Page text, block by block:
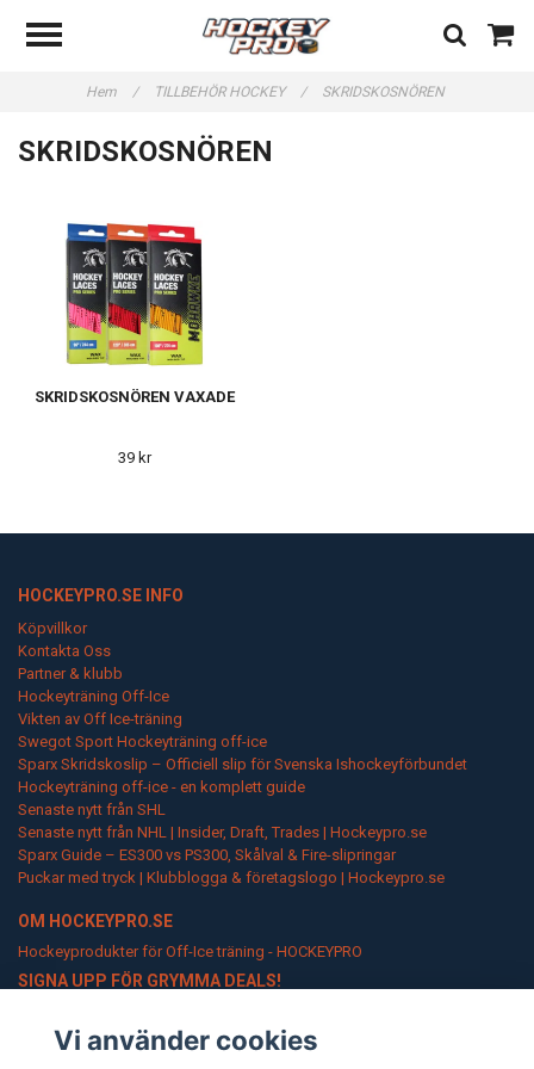
Hem / TILLBEHÖR HOCKEY / SKRIDSKOSNÖREN
SKRIDSKOSNÖREN
SKRIDSKOSNÖREN VAXADE
39 kr
HOCKEYPRO.SE INFO
Köpvillkor
Kontakta Oss
Partner & klubb
Hockeyträning Off-Ice
Vikten av Off Ice-träning
Swegot Sport Hockeyträning off-ice
Sparx Skridskoslip – Officiell slip för Svenska Ishockeyförbundet
Hockeyträning off-ice - en komplett guide
Senaste nytt från SHL
Senaste nytt från NHL | Insider, Draft, Trades | Hockeypro.se
Sparx Guide – ES300 vs PS300, Skålval & Fire-slipringar
Puckar med tryck | Klubblogga & företagslogo | Hockeypro.se
OM HOCKEYPRO.SE
Hockeyprodukter för Off-Ice träning - HOCKEYPRO
SIGNA UPP FÖR GRYMMA DEALS!
Vi använder cookies